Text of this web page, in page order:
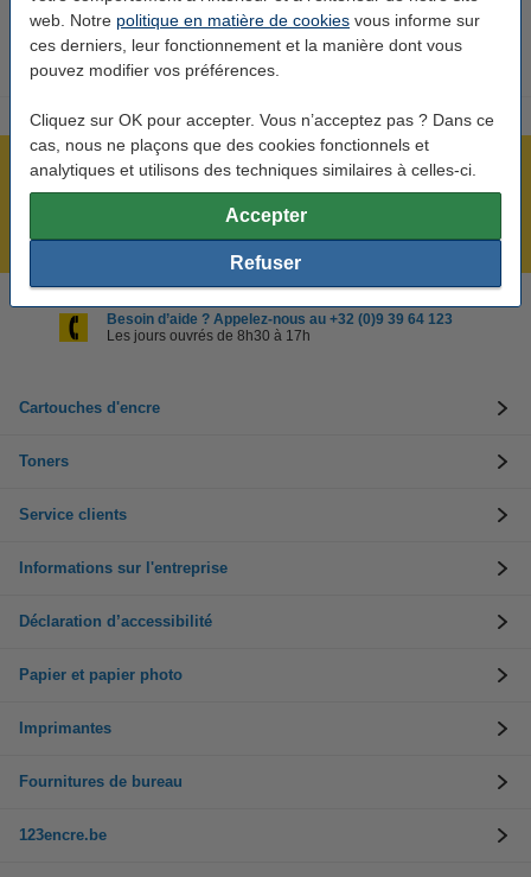
web. Notre politique en matière de cookies vous informe sur
ces derniers, leur fonctionnement et la manière dont vous
pouvez modifier vos préférences.
Cliquez sur OK pour accepter. Vous n’acceptez pas ? Dans ce
cas, nous ne plaçons que des cookies fonctionnels et
analytiques et utilisons des techniques similaires à celles-ci.
Accepter
Refuser
Plus de 5 millions de clients !
Commandé avant 22h00, livré demain !
Meilleur prix garanti !
Besoin d’aide ? Appelez-nous au +32 (0)9 39 64 123
Les jours ouvrés de 8h30 à 17h
Cartouches d'encre
Toners
Service clients
Informations sur l'entreprise
Déclaration d’accessibilité
Papier et papier photo
Imprimantes
Fournitures de bureau
123encre.be